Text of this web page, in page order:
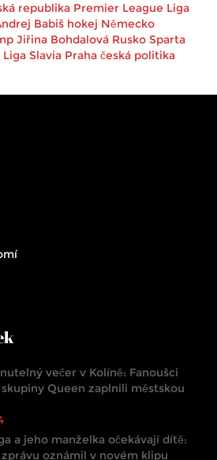
republika Premier League Liga
Babiš hokej Německo
Jiřina Bohdalová Rusko Sparta
Liga Slavia Praha česká politika
večer v Kolíně: Fanoušci
Queen zaplnili městskou
a jeho manželka očekávají dítě:
oznámil v novém klipu